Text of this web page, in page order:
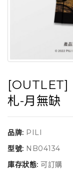
[OUTLET]
札-月無缺
品牌: PILI
型號: NB04134
庫存狀態: 可訂購